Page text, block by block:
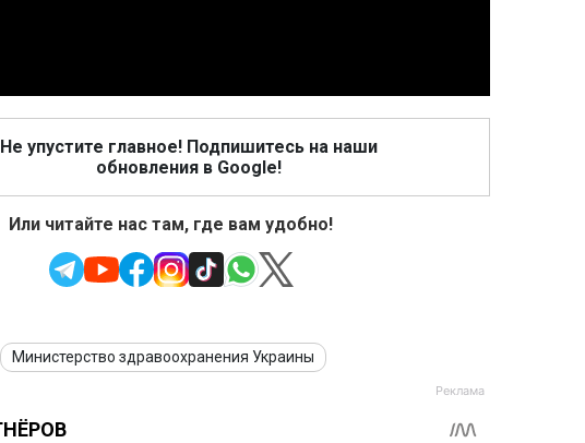
Не упустите главное! Подпишитесь на наши
обновления в Google!
Или читайте нас там, где вам удобно!
Министерство здравоохранения Украины